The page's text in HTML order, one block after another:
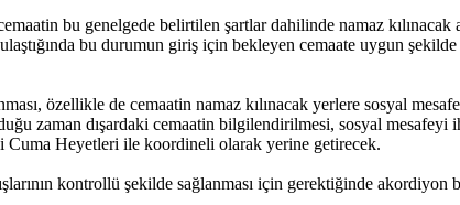
bu genelgede belirtilen şartlar dahilinde namaz
bu durumun giriş için bekleyen cemaate uygun
özellikle de cemaatin namaz kılınacak yerlere sosyal
zaman dışardaki cemaatin bilgilendirilmesi, sosyal mesafeyi
Heyetleri ile koordineli olarak yerine getirecek.
kontrollü şekilde sağlanması için gerektiğinde